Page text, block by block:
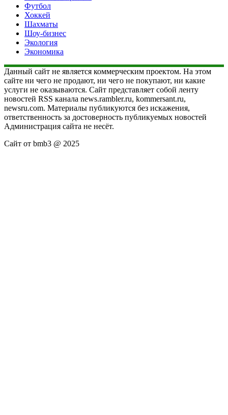
Футбол
Хоккей
Шахматы
Шоу-бизнес
Экология
Экономика
Данный сайт не является коммерческим проектом. На этом
сайте ни чего не продают, ни чего не покупают, ни какие
услуги не оказываются. Сайт представляет собой ленту
новостей RSS канала news.rambler.ru, kommersant.ru,
newsru.com. Материалы публикуются без искажения,
ответственность за достоверность публикуемых новостей
Администрация сайта не несёт.
Сайт от bmb3 @ 2025